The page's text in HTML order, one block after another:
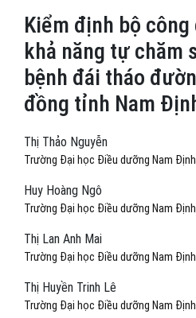
Kiểm định bộ
khả năng tự chăm
bệnh đái tháo
đồng tỉnh Nam
Thị Thảo Nguyễn
Trường Đại học Điều dưỡng Nam Định
Huy Hoàng Ngô
Trường Đại học Điều dưỡng Nam Định
Thị Lan Anh Mai
Trường Đại học Điều dưỡng Nam Định
Thị Huyền Trinh Lê
Trường Đại học Điều dưỡng Nam Định